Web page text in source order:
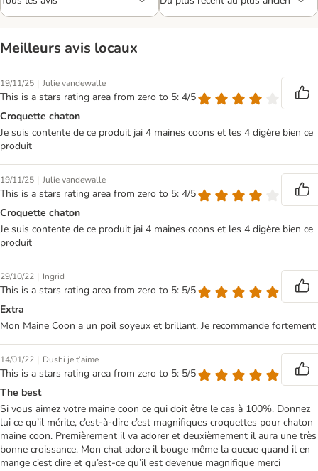
Meilleurs avis locaux
19/11/25 | Julie vandewalle
This is a stars rating area from zero to 5: 4/5
Croquette chaton
Je suis contente de ce produit jai 4 maines coons et les 4 digère bien ce
produit
19/11/25 | Julie vandewalle
This is a stars rating area from zero to 5: 4/5
Croquette chaton
Je suis contente de ce produit jai 4 maines coons et les 4 digère bien ce
produit
29/10/22 | Ingrid
This is a stars rating area from zero to 5: 5/5
Extra
Mon Maine Coon a un poil soyeux et brillant. Je recommande fortement
14/01/22 | Dushi je t’aime
This is a stars rating area from zero to 5: 5/5
The best
Si vous aimez votre maine coon ce qui doit être le cas à 100%. Donnez
lui ce qu’il mérite, c’est-à-dire c’est magnifiques croquettes pour chaton
maine coon. Premièrement il va adorer et deuxièmement il aura une très
bonne croissance. Mon chat adore il bouge même la queue quand il en
mange c’est dire et qu’est-ce qu’il est devenue magnifique merci